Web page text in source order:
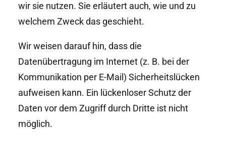
wir sie nutzen. Sie erläutert auch, wie und zu
welchem Zweck das geschieht.
Wir weisen darauf hin, dass die
Datenübertragung im Internet (z. B. bei der
Kommunikation per E-Mail) Sicherheitslücken
aufweisen kann. Ein lückenloser Schutz der
Daten vor dem Zugriff durch Dritte ist nicht
möglich.